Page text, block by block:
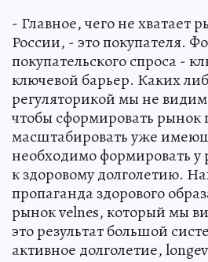
- Главное, чего не хватает
России, - это покупателя.
покупательского спроса -
ключевой барьер. Каких
регуляторикой мы не
чтобы сформировать рынок
масштабировать уже
необходимо формировать у
к здоровому долголетию.
пропаганда здорового
рынок velnes, который мы
это результат большой
активное долголетие,